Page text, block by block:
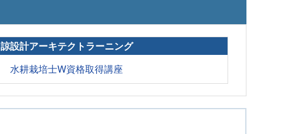
諒設計アーキテクトラーニング
水耕栽培士W資格取得講座